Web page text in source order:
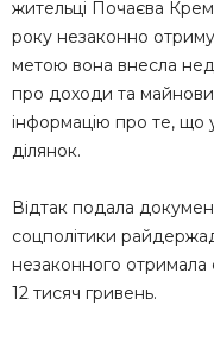
жительці Почаєва
року незаконно
метою вона внесла
про доходи та
інформацію про те, що
ділянок.
Відтак подала
соцполітики
незаконного отримала
12 тисяч гривень.